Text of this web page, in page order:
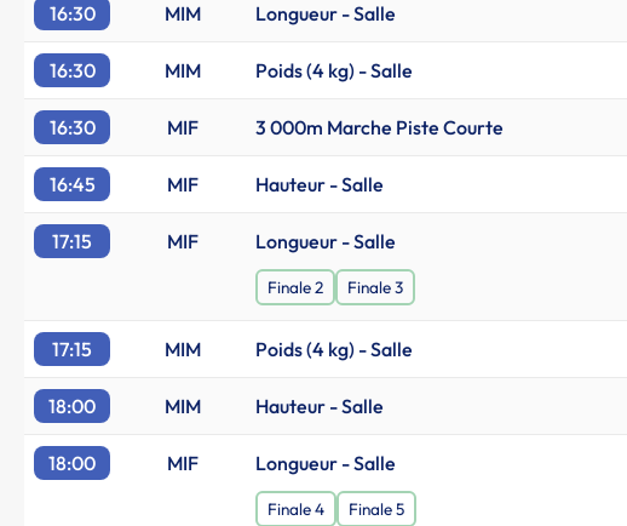
16:30 MIM Longueur - Salle
16:30 MIM Poids (4 kg) - Salle
16:30 MIF 3 000m Marche Piste Courte
16:45 MIF Hauteur - Salle
17:15 MIF Longueur - Salle
Finale 2 Finale 3
17:15 MIM Poids (4 kg) - Salle
18:00 MIM Hauteur - Salle
18:00 MIF Longueur - Salle
Finale 4 Finale 5